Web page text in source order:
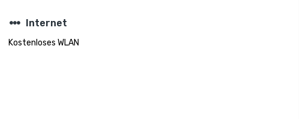
steppers Internet
Kostenloses WLAN